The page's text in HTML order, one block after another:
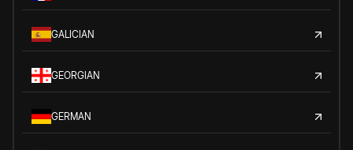
GALICIAN
GEORGIAN
GERMAN